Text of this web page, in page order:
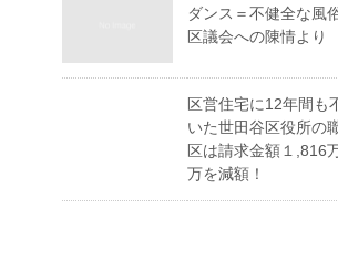
ダンス＝不健全な風
区議会への陳情より
区営住宅に12年間も
いた世田谷区役所の
区は請求金額１,816
万を減額！